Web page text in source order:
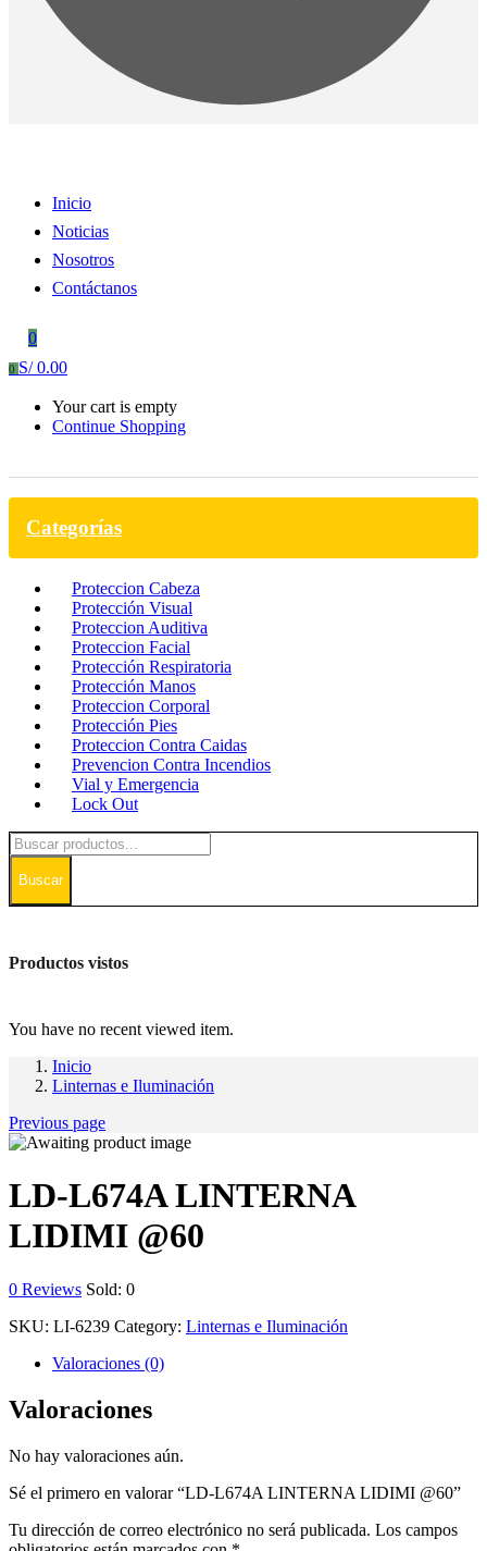
Inicio
Noticias
Nosotros
Contáctanos
0
0 S/0.00
Your cart is empty
Continue Shopping
Categorías
Proteccion Cabeza
Protección Visual
Proteccion Auditiva
Proteccion Facial
Protección Respiratoria
Protección Manos
Proteccion Corporal
Protección Pies
Proteccion Contra Caidas
Prevencion Contra Incendios
Vial y Emergencia
Lock Out
Buscar
Productos vistos
You have no recent viewed item.
Inicio
Linternas e Iluminación
Previous page
LD-L674A LINTERNA
LIDIMI @60
0 Reviews Sold: 0
SKU: LI-6239 Category: Linternas e Iluminación
Valoraciones (0)
Valoraciones
No hay valoraciones aún.
Sé el primero en valorar “LD-L674A LINTERNA LIDIMI @60”
Tu dirección de correo electrónico no será publicada. Los campos